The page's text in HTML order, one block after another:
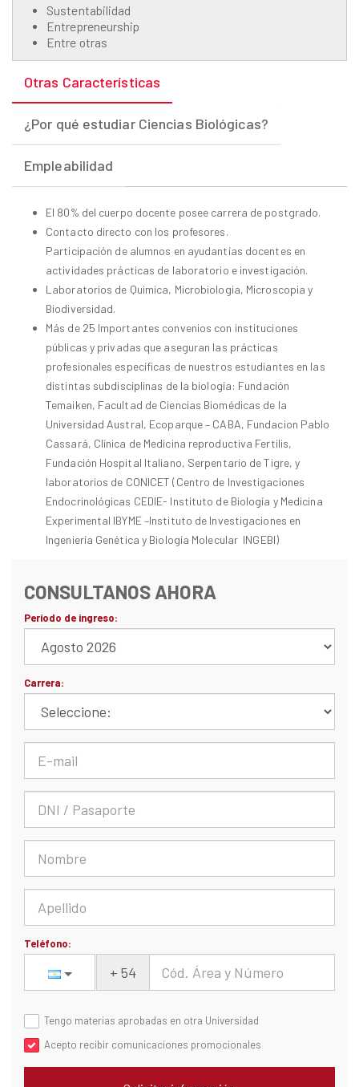
Sustentabilidad
Entrepreneurship
Entre otras
Otras Características
¿Por qué estudiar Ciencias Biológicas?
Empleabilidad
El 80% del cuerpo docente posee carrera de postgrado.
Contacto directo con los profesores.
Participación de alumnos en ayudantías docentes en
actividades prácticas de laboratorio e investigación.
Laboratorios de Quimica, Microbiologia, Microscopia y
Biodiversidad.
Más de 25 Importantes convenios con instituciones
públicas y privadas que aseguran las prácticas
profesionales específicas de nuestros estudiantes en las
distintas subdisciplinas de la biología: Fundación
Temaiken, Facultad de Ciencias Biomédicas de la
Universidad Austral, Ecoparque – CABA, Fundacion Pablo
Cassará, Clínica de Medicina reproductiva Fertilis,
Fundación Hospital Italiano, Serpentario de Tigre, y
laboratorios de CONICET (Centro de Investigaciones
Endocrinológicas CEDIE- Instituto de Biología y Medicina
Experimental IBYME –Instituto de Investigaciones en
Ingeniería Genética y Biología Molecular INGEBI)
CONSULTANOS AHORA